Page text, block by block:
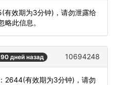
有效期为3分钟)，请勿泄露给
此信息。
дней назад 10694248
2644(有效期为3分钟)，请勿